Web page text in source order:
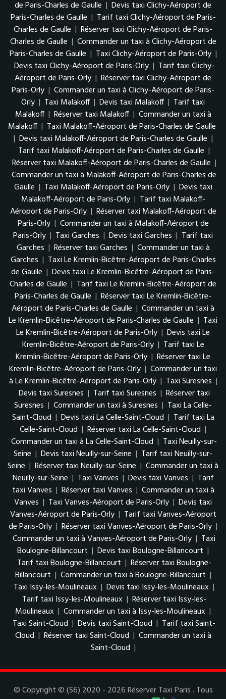
de Paris-Charles de Gaulle | Devis taxi Clichy-Aéroport de
Paris-Charles de Gaulle | Tarif taxi Clichy-Aéroport de Paris-
Charles de Gaulle | Réserver taxi Clichy-Aéroport de Paris-
Charles de Gaulle | Commander un taxi à Clichy-Aéroport de
Paris-Charles de Gaulle | Taxi Clichy-Aéroport de Paris-Orly |
Devis taxi Clichy-Aéroport de Paris-Orly | Tarif taxi Clichy-
Aéroport de Paris-Orly | Réserver taxi Clichy-Aéroport de
Paris-Orly | Commander un taxi à Clichy-Aéroport de Paris-
Orly | Taxi Malakoff | Devis taxi Malakoff | Tarif taxi
Malakoff | Réserver taxi Malakoff | Commander un taxi à
Malakoff | Taxi Malakoff-Aéroport de Paris-Charles de Gaulle
| Devis taxi Malakoff-Aéroport de Paris-Charles de Gaulle |
Tarif taxi Malakoff-Aéroport de Paris-Charles de Gaulle |
Réserver taxi Malakoff-Aéroport de Paris-Charles de Gaulle |
Commander un taxi à Malakoff-Aéroport de Paris-Charles de
Gaulle | Taxi Malakoff-Aéroport de Paris-Orly | Devis taxi
Malakoff-Aéroport de Paris-Orly | Tarif taxi Malakoff-
Aéroport de Paris-Orly | Réserver taxi Malakoff-Aéroport de
Paris-Orly | Commander un taxi à Malakoff-Aéroport de
Paris-Orly | Taxi Garches | Devis taxi Garches | Tarif taxi
Garches | Réserver taxi Garches | Commander un taxi à
Garches | Taxi Le Kremlin-Bicêtre-Aéroport de Paris-Charles
de Gaulle | Devis taxi Le Kremlin-Bicêtre-Aéroport de Paris-
Charles de Gaulle | Tarif taxi Le Kremlin-Bicêtre-Aéroport de
Paris-Charles de Gaulle | Réserver taxi Le Kremlin-Bicêtre-
Aéroport de Paris-Charles de Gaulle | Commander un taxi à
Le Kremlin-Bicêtre-Aéroport de Paris-Charles de Gaulle | Taxi
Le Kremlin-Bicêtre-Aéroport de Paris-Orly | Devis taxi Le
Kremlin-Bicêtre-Aéroport de Paris-Orly | Tarif taxi Le
Kremlin-Bicêtre-Aéroport de Paris-Orly | Réserver taxi Le
Kremlin-Bicêtre-Aéroport de Paris-Orly | Commander un taxi
à Le Kremlin-Bicêtre-Aéroport de Paris-Orly | Taxi Suresnes |
Devis taxi Suresnes | Tarif taxi Suresnes | Réserver taxi
Suresnes | Commander un taxi à Suresnes | Taxi La Celle-
Saint-Cloud | Devis taxi La Celle-Saint-Cloud | Tarif taxi La
Celle-Saint-Cloud | Réserver taxi La Celle-Saint-Cloud |
Commander un taxi à La Celle-Saint-Cloud | Taxi Neuilly-sur-
Seine | Devis taxi Neuilly-sur-Seine | Tarif taxi Neuilly-sur-
Seine | Réserver taxi Neuilly-sur-Seine | Commander un taxi à
Neuilly-sur-Seine | Taxi Vanves | Devis taxi Vanves | Tarif
taxi Vanves | Réserver taxi Vanves | Commander un taxi à
Vanves | Taxi Vanves-Aéroport de Paris-Orly | Devis taxi
Vanves-Aéroport de Paris-Orly | Tarif taxi Vanves-Aéroport
de Paris-Orly | Réserver taxi Vanves-Aéroport de Paris-Orly |
Commander un taxi à Vanves-Aéroport de Paris-Orly | Taxi
Boulogne-Billancourt | Devis taxi Boulogne-Billancourt |
Tarif taxi Boulogne-Billancourt | Réserver taxi Boulogne-
Billancourt | Commander un taxi à Boulogne-Billancourt |
Taxi Issy-les-Moulineaux | Devis taxi Issy-les-Moulineaux |
Tarif taxi Issy-les-Moulineaux | Réserver taxi Issy-les-
Moulineaux | Commander un taxi à Issy-les-Moulineaux |
Taxi Saint-Cloud | Devis taxi Saint-Cloud | Tarif taxi Saint-
Cloud | Réserver taxi Saint-Cloud | Commander un taxi à
Saint-Cloud |
© Copyright © (S6) 2020 - 2026 Réserver Taxi Paris . Tous